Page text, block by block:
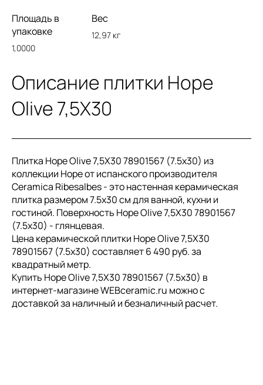
Площадь в
упаковке
1,0000
Вес
12,97 кг
Описание плитки Hope
Olive 7,5X30
Плитка Hope Olive 7,5X30 78901567 (7.5x30) из
коллекции Hope от испанского производителя
Ceramica Ribesalbes - это настенная керамическая
плитка размером 7.5x30 см для ванной, кухни и
гостиной. Поверхность Hope Olive 7,5X30 78901567
(7.5x30) - глянцевая.
Цена керамической плитки Hope Olive 7,5X30
78901567 (7.5x30) составляет 6 490 руб. за
квадратный метр.
Купить Hope Olive 7,5X30 78901567 (7.5x30) в
интернет-магазине WEBceramic.ru можно с
доставкой за наличный и безналичный расчет.